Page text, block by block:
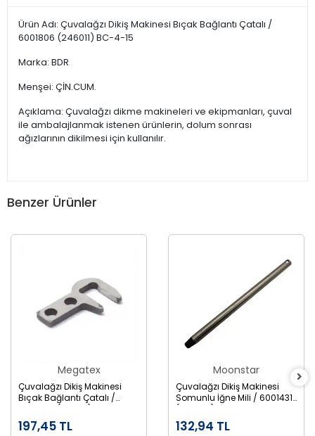
Ürün Adı: Çuvalağzı Dikiş Makinesi Bıçak Bağlantı Çatalı /
6001806 (246011) BC-4-15
Marka: BDR
Menşei: ÇİN.CUM.
Açıklama: Çuvalağzı dikme makineleri ve ekipmanları, çuval
ile ambalajlanmak istenen ürünlerin, dolum sonrası
ağızlarının dikilmesi için kullanılır.
Benzer Ürünler
Megatex
Çuvalağzı Dikiş Makinesi
Bıçak Bağlantı Çatalı /
6001806 (246011) BC-4-15
197,45 TL
Moonstar
Çuvalağzı Dikiş Makinesi
Somunlu İğne Mili / 6001431
(242121A) BC-2-1
132,94 TL